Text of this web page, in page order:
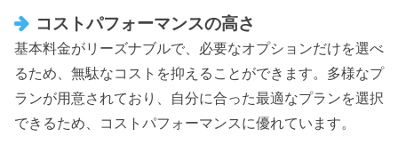
コストパフォーマンスの高さ
基本料金がリーズナブルで、必要なオプションだけを選べ
るため、無駄なコストを抑えることができます。多様なプ
ランが用意されており、自分に合った最適なプランを選択
できるため、コストパフォーマンスに優れています。